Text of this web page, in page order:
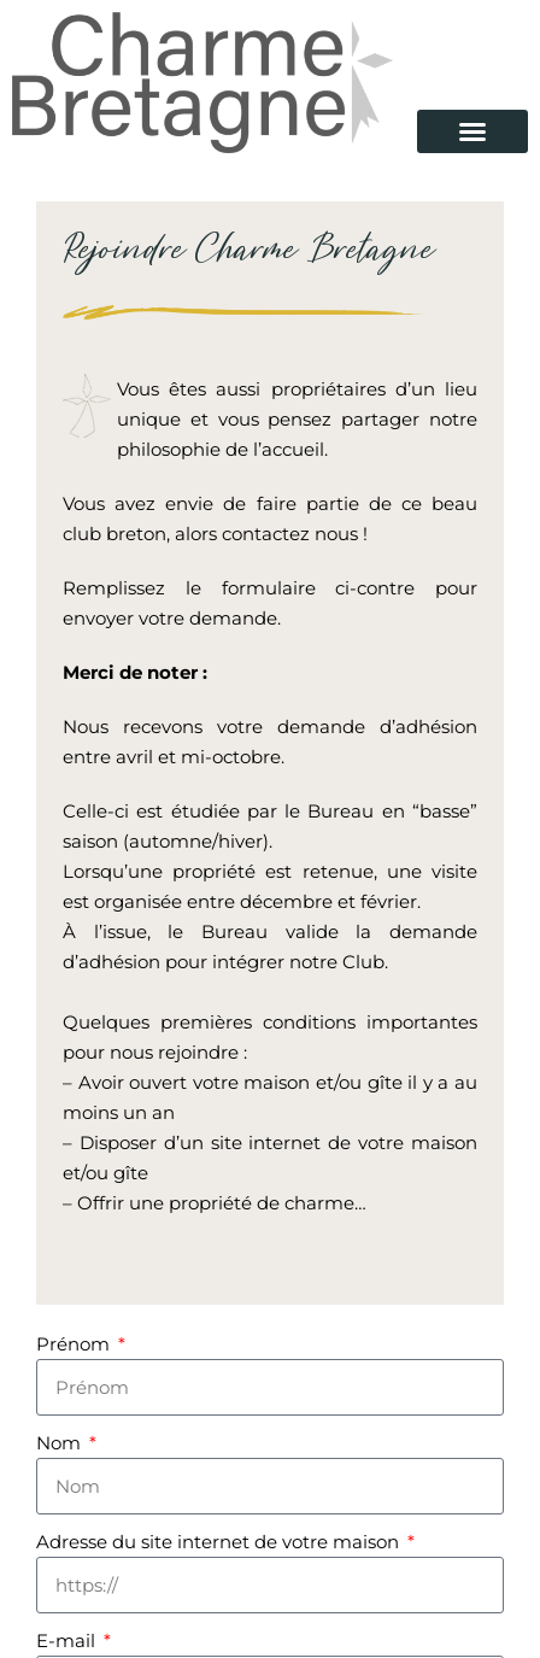
Rejoindre Charme Bretagne
Vous êtes aussi propriétaires d’un lieu
unique et vous pensez partager notre
philosophie de l’accueil.
Vous avez envie de faire partie de ce beau
club breton, alors contactez nous !
Remplissez le formulaire ci-contre pour
envoyer votre demande.
Merci de noter :
Nous recevons votre demande d’adhésion
entre avril et mi-octobre.
Celle-ci est étudiée par le Bureau en “basse”
saison (automne/hiver).
Lorsqu’une propriété est retenue, une visite
est organisée entre décembre et février.
À l’issue, le Bureau valide la demande
d’adhésion pour intégrer notre Club.
Quelques premières conditions importantes
pour nous rejoindre :
– Avoir ouvert votre maison et/ou gîte il y a au
moins un an
– Disposer d’un site internet de votre maison
et/ou gîte
– Offrir une propriété de charme…
Prénom
Nom
Adresse du site internet de votre maison
E-mail